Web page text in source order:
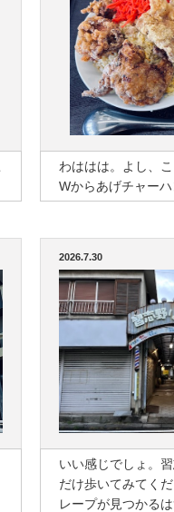
わははは。よし、
Wからあげチャー
2026.7.30
いい感じでしょ。
だけ歩いてみてく
レープが見つかる